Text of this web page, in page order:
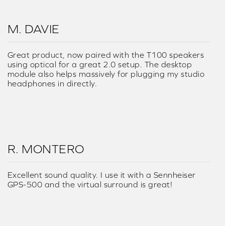
M. DAVIE
Great product, now paired with the T100 speakers
using optical for a great 2.0 setup. The desktop
module also helps massively for plugging my studio
headphones in directly.
R. MONTERO
Excellent sound quality. I use it with a Sennheiser
GPS-500 and the virtual surround is great!